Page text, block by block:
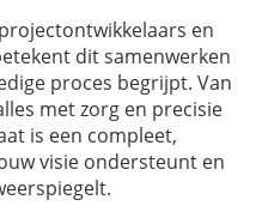
en
dit samenwerken
proces begrijpt. Van
met zorg en precisie
is een compleet,
visie ondersteunt en